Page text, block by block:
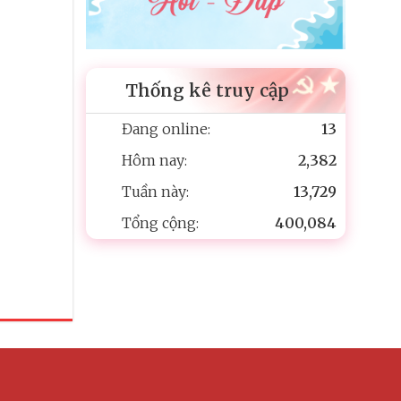
Thống kê truy cập
Đang online:
13
Hôm nay:
2,382
Tuần này:
13,729
Tổng cộng:
400,084